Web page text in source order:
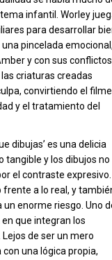
infantil. Worley
para desarrollar
pincelada
y con sus conflictos
criaturas creadas
convirtiendo el filme
y el tratamiento del
dibujas’ es una delicia
tangible y los dibujos no
el contraste expresivo.
a lo real, y
un enorme riesgo. Uno
en que integran los
de ser un mero
una lógica propia,